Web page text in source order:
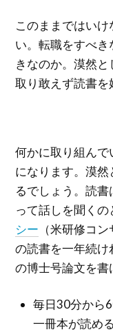
このままではい
い。転職をすべ
きなのか。漠然と
取り敢えず読書を
何かに取り組ん
になります。漠
るでしょう。読
って話しを聞くの
シー （米研修コ
の読書を一年続
の博士号論文を書
毎日30分から
一冊本が読める